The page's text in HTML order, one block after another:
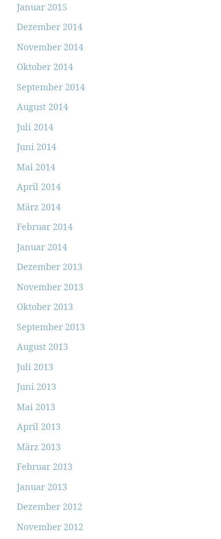
Januar 2015
Dezember 2014
November 2014
Oktober 2014
September 2014
August 2014
Juli 2014
Juni 2014
Mai 2014
April 2014
März 2014
Februar 2014
Januar 2014
Dezember 2013
November 2013
Oktober 2013
September 2013
August 2013
Juli 2013
Juni 2013
Mai 2013
April 2013
März 2013
Februar 2013
Januar 2013
Dezember 2012
November 2012